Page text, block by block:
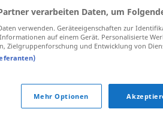
StoßStapel
verarbeiten Daten, um
verwenden. Geräteeigenschaften zur
auf einem Gerät. Personalisierte
Zielgruppenforschung und Entwicklung von
Mehr Optionen